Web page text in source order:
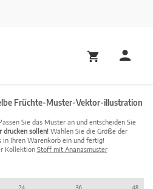
Früchte-Muster-Vektor-illustration
Sie das Muster an und entscheiden Sie
drucken sollen! Wählen Sie die Größe der
in Ihren Warenkorb ein und fertig!
Kollektion Stoff mit Ananasmuster